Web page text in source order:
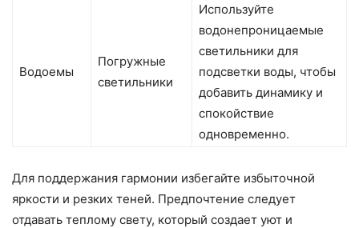
Водоемы
Погружные
светильники
Используйте
водонепроницаемые
светильники для
подсветки воды, чтобы
добавить динамику и
спокойствие
одновременно.
Для поддержания гармонии избегайте избыточной
яркости и резких теней. Предпочтение следует
отдавать теплому свету, который создает уют и